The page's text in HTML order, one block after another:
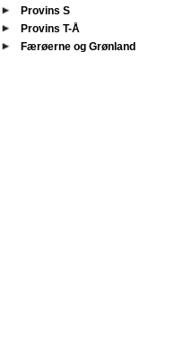
Provins S
Provins T-Å
Færøerne og Grønland